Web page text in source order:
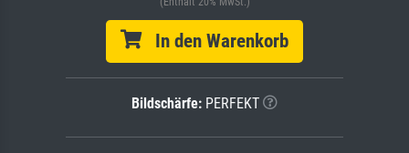
In den Warenkorb
Bildschärfe: PERFEKT